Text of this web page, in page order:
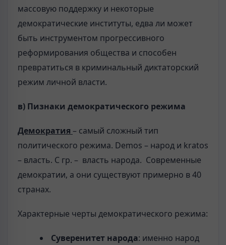
массовую поддержку и некоторые
демократические институты, едва ли может
быть инструментом прогрессивного
реформирования общества и способен
превратиться в криминальный диктаторский
режим личной власти.
в) Пизнаки демократического режима
Демократия – самый сложный тип
политического режима. Demos – народ и kratos
– власть. С гр. – власть народа. Современные
демократии, а они существуют примерно в 40
странах.
Характерные черты демократического режима:
Суверенитет народа: именно народ